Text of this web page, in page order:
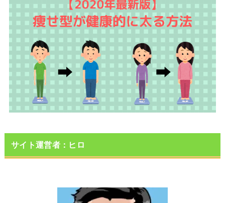
サイト運営者：ヒロ